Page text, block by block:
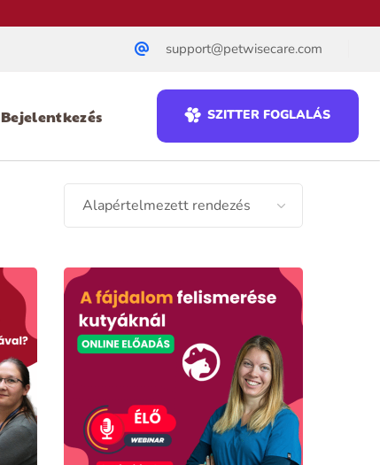
support@petwisecare.com
Bejelentkezés SZITTER FOGLALÁS